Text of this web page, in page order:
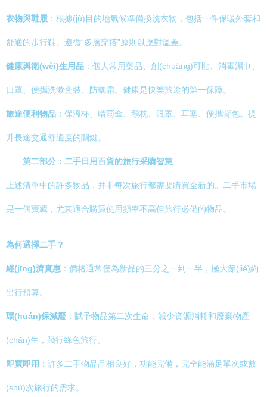
衣物與鞋履 ：根據(jù)目的地氣候準備換洗衣物，包括一件保暖外套和
舒適的步行鞋。遵循“多層穿搭”原則以應對溫差。
健康與衛(wèi)生用品 ：個人常用藥品、創(chuàng)可貼、消毒濕巾、
口罩、便攜洗漱套裝、防曬霜。健康是快樂旅途的第一保障。
旅途便利物品 ：保溫杯、晴雨傘、頸枕、眼罩、耳塞、便攜背包。提
升長途交通舒適度的關鍵。
第二部分：二手日用百貨的旅行采購智慧
上述清單中的許多物品，并非每次旅行都需要購買全新的。二手市場
是一個寶藏，尤其適合購買使用頻率不高但旅行必備的物品。
為何選擇二手？
經(jīng)濟實惠 ：價格通常僅為新品的三分之一到一半，極大節(jié)約
出行預算。
環(huán)保減廢 ：賦予物品第二次生命，減少資源消耗和廢棄物產
(chǎn)生，踐行綠色旅行。
即買即用 ：許多二手物品品相良好，功能完備，完全能滿足單次或數
(shù)次旅行的需求。